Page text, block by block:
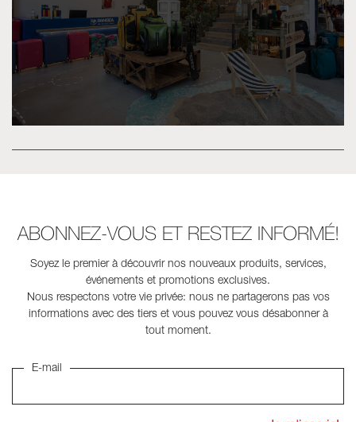
ABONNEZ-VOUS ET RESTEZ INFORMÉ!
Soyez le premier à découvrir nos nouveaux produits, services,
événements et promotions exclusives.
Nous respectons votre vie privée: nous ne partagerons pas vos
informations avec des tiers et vous pouvez vous désabonner à
tout moment.
E-mail